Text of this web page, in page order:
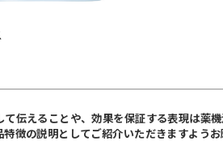
伝えることや、効果を保証する表現は薬機
徴の説明としてご紹介いただきますようお